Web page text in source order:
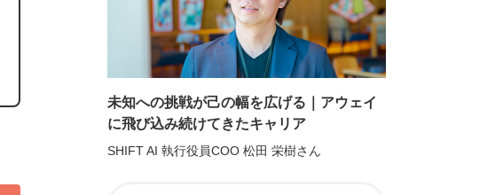
未知への挑戦が己の幅を広げる｜アウェイ
に飛び込み続けてきたキャリア
SHIFT AI 執行役員COO 松田 栄樹さん